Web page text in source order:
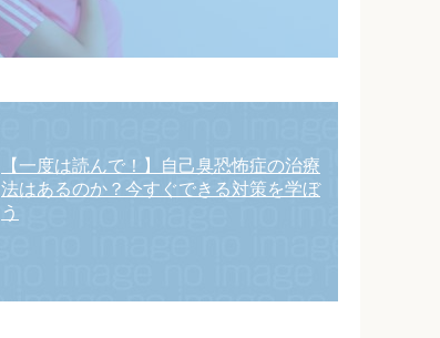
【一度は読んで！】自己臭恐怖症の治療
法はあるのか？今すぐできる対策を学ぼ
う